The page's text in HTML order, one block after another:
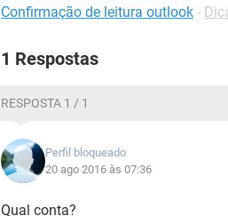
Confirmação de leitura outlook -
1 Respostas
RESPOSTA 1 / 1
Perfil bloqueado
20 ago 2016 às 07:36
Qual conta?